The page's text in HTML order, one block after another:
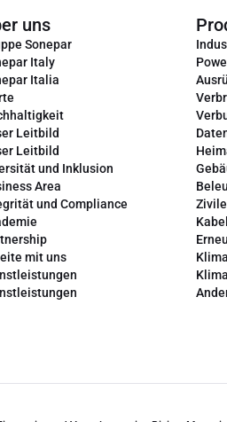
uns
Sonepar
Italy
Italia
Leitbild
Leitbild
und Inklusion
Area
und Compliance
mit uns
Kabel